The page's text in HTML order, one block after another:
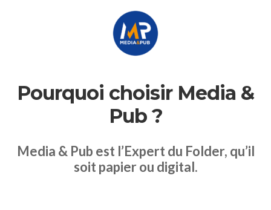
Pourquoi choisir Media &
Pub ?
Media & Pub est l’Expert du Folder, qu’il
soit papier ou digital.